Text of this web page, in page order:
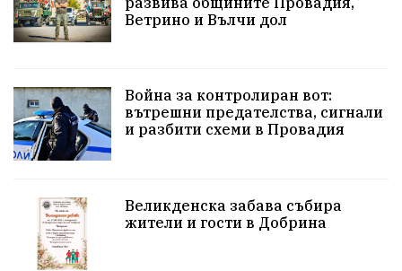
Сигнали Посещението на Бойко Борисов
Използва ли се за кампания? Екология
Райско кътче
XXIX НК „Светослав Обретенов“ Млади таланти
Великденска забава
Ветрино и Вълчи дол
Война за контролиран вот:
вътрешни предателства, сигнали
и разбити схеми в Провадия
Великденска забава събира
жители и гости в Добрина